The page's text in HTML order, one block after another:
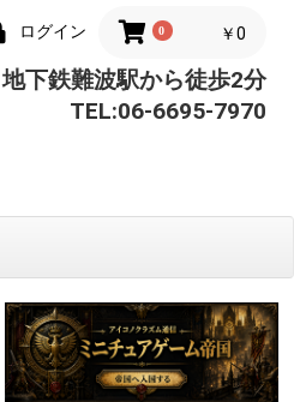
ログイン 0 ￥0
地下鉄難波駅から徒歩2分
TEL:06-6695-7970